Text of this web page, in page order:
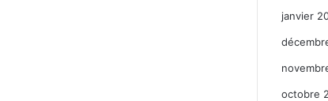
janvier
octobre